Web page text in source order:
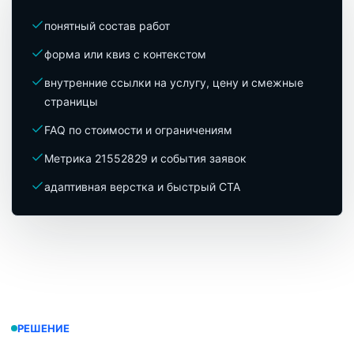
понятный состав работ
форма или квиз с контекстом
внутренние ссылки на услугу, цену и смежные
страницы
FAQ по стоимости и ограничениям
Метрика 21552829 и события заявок
адаптивная верстка и быстрый CTA
РЕШЕНИЕ